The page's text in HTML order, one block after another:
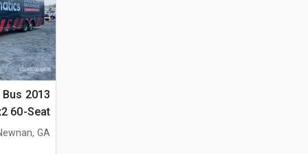
Bus
سياحية
GA